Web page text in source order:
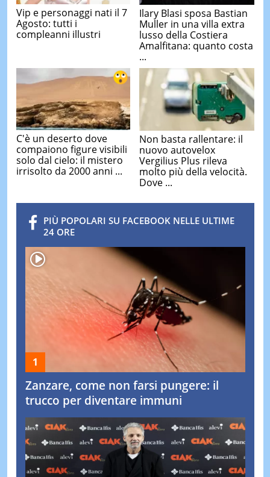
Vip e personaggi nati il 7
Agosto: tutti i
compleanni illustri
Ilary Blasi sposa Bastian
Muller in una villa extra
lusso della Costiera
Amalfitana: quanto costa
...
C'è un deserto dove
compaiono figure visibili
solo dal cielo: il mistero
irrisolto da 2000 anni ...
Non basta rallentare: il
nuovo autovelox
Vergilius Plus rileva
molto più della velocità.
Dove ...
PIÙ POPOLARI SU FACEBOOK NELLE ULTIME
24 ORE
Zanzare, come non farsi pungere: il
trucco per diventare immuni